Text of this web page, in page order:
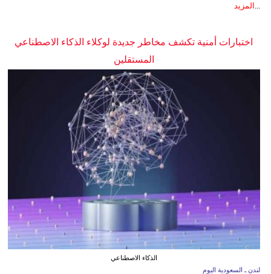
... المزيد
اختبارات أمنية تكشف مخاطر جديدة لوكلاء الذكاء الاصطناعي
المستقلين
الذكاء الاصطناعي
لندن ـ السعودية اليوم